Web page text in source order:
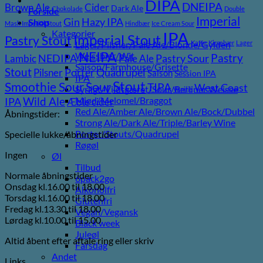
Forside
Shop
Kategorier
Lager/Pilsner/Pale Ale/Blonde/Gylden
Weissbier/Wit
Saison/Farmhouse/Grisette
IPA
Syrligt/Vildtgæret/Sour/Berliner Weisse
Mjød/Melomel/Braggot
Red Ale/Amber Ale/Brown Ale/Bock/Dubbel
Strong Ale/Dark Ale/Triple/Barley Wine
Porter/Stouts/Quadrupel
Røgøl
Øl
Tilbud
6pack2go
Alkoholfri
Glutenfri
Vegan/Vegansk
Black week
Juleøl
Farsdag
Andet
Brown Ale Chokolade Cider Dark Ale DIPA DNEIPA Double
Mash Imperial Stout Gin Hazy IPA Hindbær Ice Cream Sour Imperial
Pastry StoutImperial StoutIPA Kaffe Kirsebær Lager
Lambic NEDIPANEIPAPale Ale Pastry Sour Pastry
Stout Pilsner PorterQuadrupelSaisonSession IPA
Smoothie SourSourStoutTIPA Vanilje West Coast
IPAWild Ale Æble cider
Åbningstider:
Specielle lukke/åbningstider
Ingen
Normale åbningstider
Onsdag kl.16.00 til 18.00
Torsdag kl.16.00 til 18.00
Fredag kl.13.30 til 18.00
Lørdag kl.10.00 til 15.00
Altid åbent efter aftale ring eller skriv